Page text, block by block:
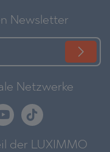
Newsletter
Netzwerke
der LUXIMMO